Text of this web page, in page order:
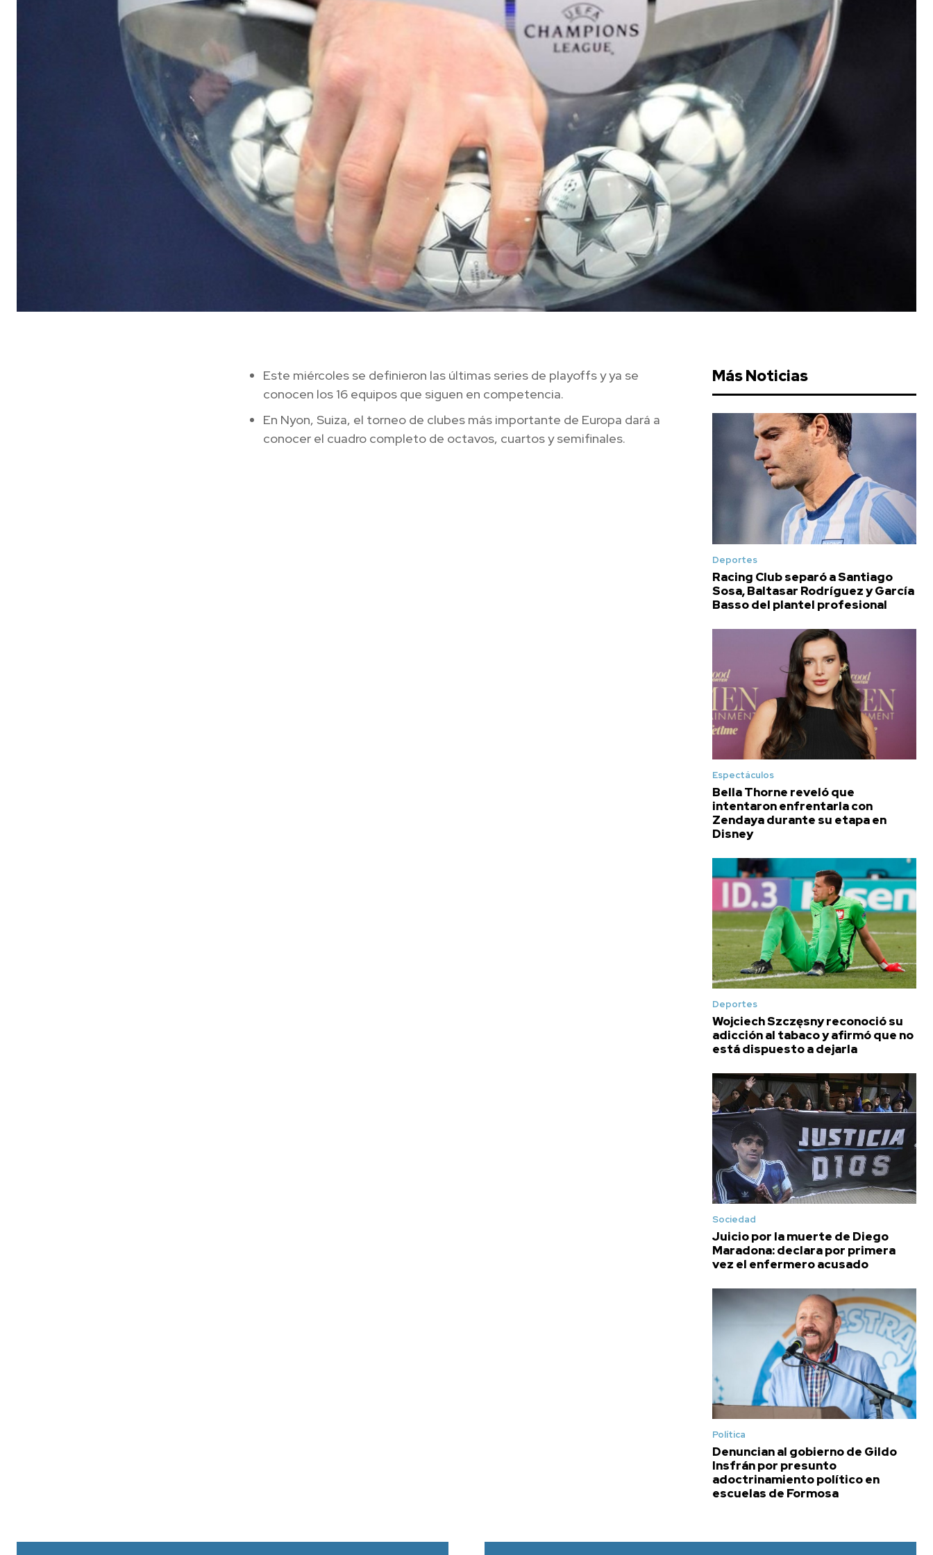
Este miércoles se definieron las últimas series de playoffs y ya se
conocen los 16 equipos que siguen en competencia.
En Nyon, Suiza, el torneo de clubes más importante de Europa dará a
conocer el cuadro completo de octavos, cuartos y semifinales.
Más Noticias
Deportes
Racing Club separó a Santiago
Sosa, Baltasar Rodríguez y García
Basso del plantel profesional
Espectáculos
Bella Thorne reveló que
intentaron enfrentarla con
Zendaya durante su etapa en
Disney
Deportes
Wojciech Szczęsny reconoció su
adicción al tabaco y afirmó que no
está dispuesto a dejarla
Sociedad
Juicio por la muerte de Diego
Maradona: declara por primera
vez el enfermero acusado
Política
Denuncian al gobierno de Gildo
Insfrán por presunto
adoctrinamiento político en
escuelas de Formosa